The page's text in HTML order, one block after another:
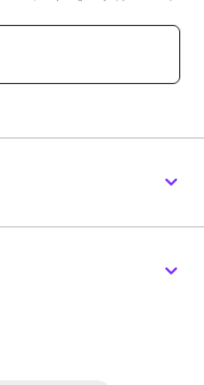
デにもピッタリのアイ
ピッタリ！
違って見える場合がご